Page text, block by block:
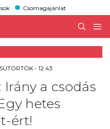
Csomagajánlat
- 12:43
a csodás
hetes
ért!